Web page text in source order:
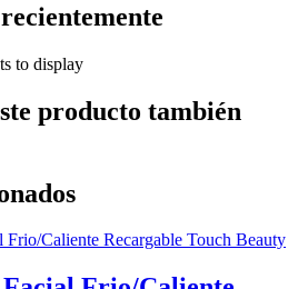
to display
producto también